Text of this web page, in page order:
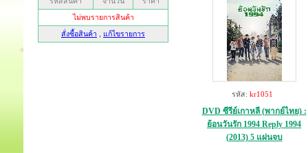
รหัส: kr1051
DVD ซีรีย์เกาหลี (พากย์ไทย) :
ย้อนวันรัก 1994 Reply 1994
(2013) 5 แผ่นจบ